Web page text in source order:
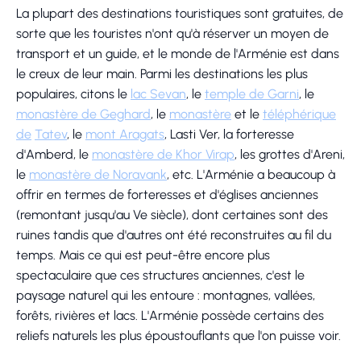
La plupart des destinations touristiques sont gratuites, de
sorte que les touristes n'ont qu'à réserver un moyen de
transport et un guide, et le monde de l'Arménie est dans
le creux de leur main. Parmi les destinations les plus
populaires, citons le lac Sevan, le temple de Garni, le
monastère de Geghard, le monastère et le téléphérique
de Tatev, le mont Aragats, Lasti Ver, la forteresse
d'Amberd, le monastère de Khor Virap, les grottes d'Areni,
le monastère de Noravank, etc. L'Arménie a beaucoup à
offrir en termes de forteresses et d'églises anciennes
(remontant jusqu'au Ve siècle), dont certaines sont des
ruines tandis que d'autres ont été reconstruites au fil du
temps. Mais ce qui est peut-être encore plus
spectaculaire que ces structures anciennes, c'est le
paysage naturel qui les entoure : montagnes, vallées,
forêts, rivières et lacs. L'Arménie possède certains des
reliefs naturels les plus époustouflants que l'on puisse voir.